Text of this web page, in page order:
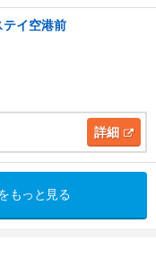
テイ空港前
詳細
もっと見る